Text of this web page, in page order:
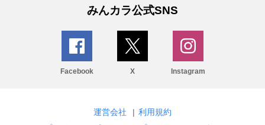
みんカラ公式SNS
Facebook X Instagram
運営会社 | 利用規約